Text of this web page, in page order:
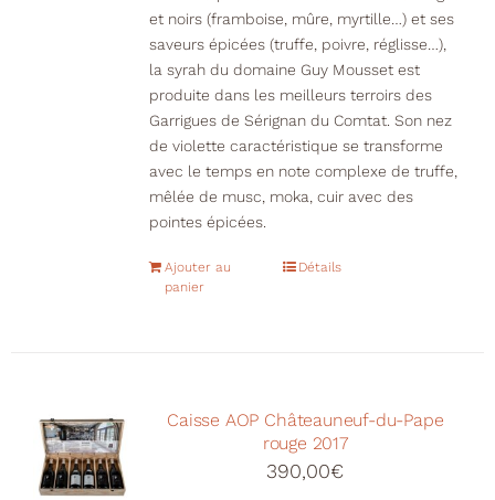
et noirs (framboise, mûre, myrtille…) et ses
saveurs épicées (truffe, poivre, réglisse…),
la syrah du domaine Guy Mousset est
produite dans les meilleurs terroirs des
Garrigues de Sérignan du Comtat. Son nez
de violette caractéristique se transforme
avec le temps en note complexe de truffe,
mêlée de musc, moka, cuir avec des
pointes épicées.
Ajouter au
panier
Détails
Caisse AOP Châteauneuf-du-Pape
rouge 2017
390,00€